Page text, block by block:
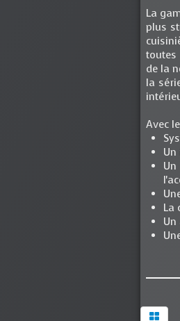
La
plus
toutes
de la
la
Avec
La